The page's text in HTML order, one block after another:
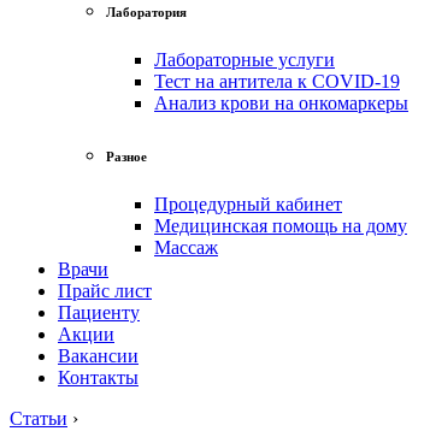
Лаборатория
Лабораторные услуги
Тест на антитела к COVID-19
Анализ крови на онкомаркеры
Разное
Процедурный кабинет
Медицинская помощь на дому
Массаж
Врачи
Прайс лист
Пациенту
Акции
Вакансии
Контакты
Статьи ›